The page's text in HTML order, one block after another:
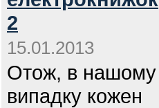
2
15.01.2013
Отож, в нашому
випадку кожен